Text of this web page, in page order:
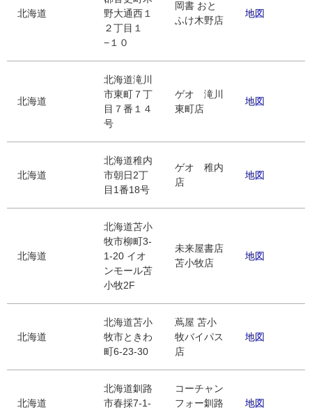
北海道
野大通西１
２丁目１
−１０
岡書 おと
ふけ木野店
地図
北海道
北海道滝川
市東町７丁
目７番１４
号
ゲオ 滝川
東町店
地図
北海道
北海道稚内
市朝日2丁
目1番18号
ゲオ 稚内
店
地図
北海道
北海道苫小
牧市柳町3-
1-20 イオ
ンモール苫
小牧2F
未来屋書店
苫小牧店
地図
北海道
北海道苫小
牧市ときわ
町6-23-30
蔦屋 苫小
牧バイパス
店
地図
北海道
北海道釧路
市春採7-1-
コーチャン
フォー釧路
地図